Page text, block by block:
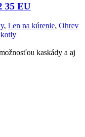
35 EU
, Len na kúrenie, Ohrev
kaskády a aj